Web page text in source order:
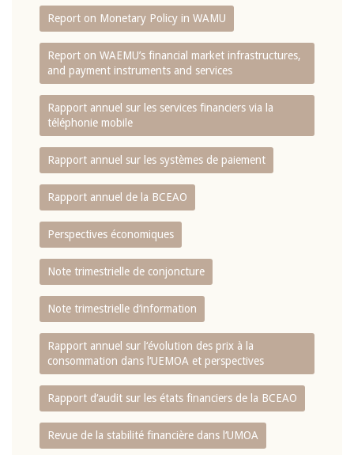
Report on Monetary Policy in WAMU
Report on WAEMU’s financial market infrastructures,
and payment instruments and services
Rapport annuel sur les services financiers via la
téléphonie mobile
Rapport annuel sur les systèmes de paiement
Rapport annuel de la BCEAO
Perspectives économiques
Note trimestrielle de conjoncture
Note trimestrielle d‘information
Rapport annuel sur l‘évolution des prix à la
consommation dans l‘UEMOA et perspectives
Rapport d‘audit sur les états financiers de la BCEAO
Revue de la stabilité financière dans l‘UMOA